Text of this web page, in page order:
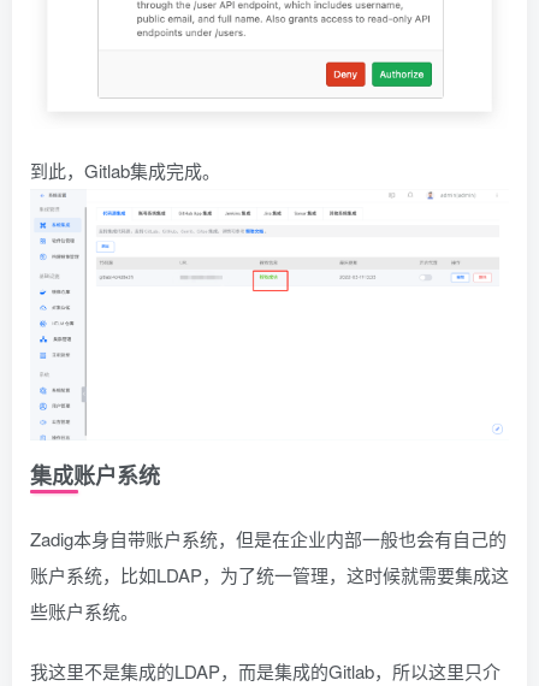
到此，Gitlab集成完成。
集成账户系统
Zadig本身自带账户系统，但是在企业内部一般也会有自己的
账户系统，比如LDAP，为了统一管理，这时候就需要集成这
些账户系统。
我这里不是集成的LDAP，而是集成的Gitlab，所以这里只介